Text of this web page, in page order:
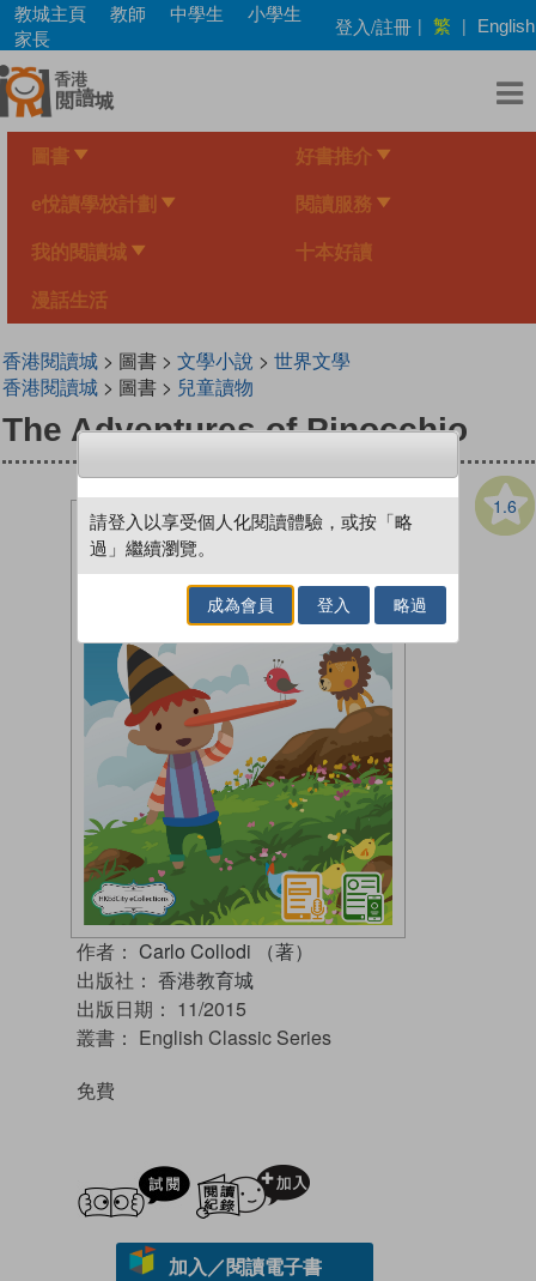
Skip
main
content
教城主頁 教師 中學生
小學生
家長
登入/註冊 | 繁 | English
圖書 好書推介
e悅讀學校計劃 閱讀服務
我的閱讀城 十本好讀
漫話生活
香港閱讀城> 圖書 > 文學小說 > 世界文學
香港閱讀城> 圖書 > 兒童讀物
The Adventures of Pinocchio
1.6
作者： Carlo Collodi （著）
出版社： 香港教育城
出版日期： 11/2015
叢書： English Classic Series
免費
試閲
加入／閱讀電子書
請登入以享受個人化閱讀體驗，或按「略
過」繼續瀏覽。
成為會員 登入 略過